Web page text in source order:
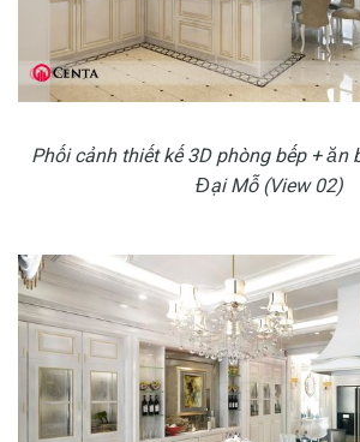
Phối cảnh thiết kế 3D phòng bếp + ăn
Đại Mỗ (View 02)